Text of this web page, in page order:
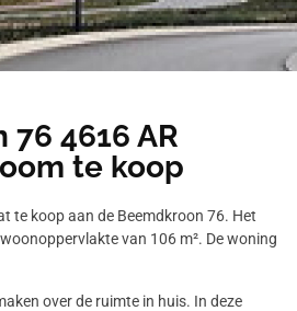
4616 AR
te koop
te koop aan de Beemdkroon 76. Het
van 106 m². De woning
over de ruimte in huis. In deze